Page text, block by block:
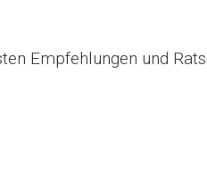
Empfehlungen und